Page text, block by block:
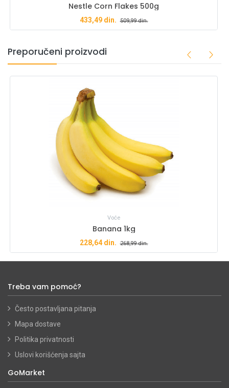
Nestle Corn Flakes 500g
433,49din. 509,99din.
Preporučeni proizvodi
Voće
Banana 1kg
228,64din. 268,99din.
Treba vam pomoć?
Često postavljana pitanja
Mapa dostave
Politika privatnosti
Uslovi korišćenja sajta
GoMarket